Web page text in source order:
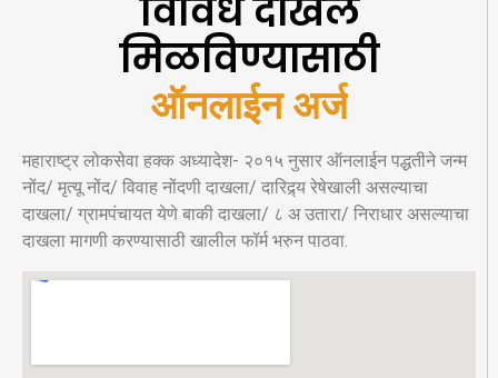
विविध दाखले
मिळविण्यासाठी
ऑनलाईन अर्ज
महाराष्ट्र लोकसेवा हक्क अध्यादेश- २०१५ नुसार ऑनलाईन पद्धतीने जन्म
नोंद/ मृत्यू नोंद/ विवाह नोंदणी दाखला/ दारिद्र्य रेषेखाली असल्याचा
दाखला/ ग्रामपंचायत येणे बाकी दाखला/ ८ अ उतारा/ निराधार असल्याचा
दाखला मागणी करण्यासाठी खालील फॉर्म भरुन पाठवा.